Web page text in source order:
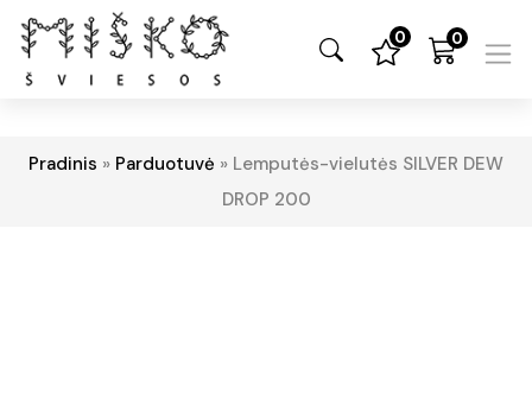
0 0
Pradinis » Parduotuvė » Lemputės-vielutės SILVER DEW
DROP 200